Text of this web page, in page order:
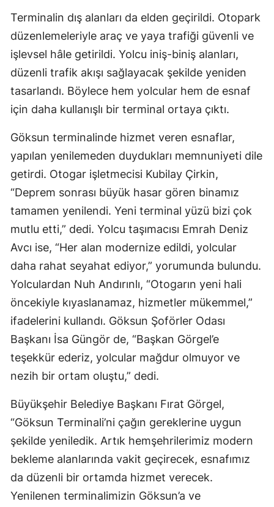
Terminalin dış alanları da elden geçirildi. Otopark
düzenlemeleriyle araç ve yaya trafiği güvenli ve
işlevsel hâle getirildi. Yolcu iniş-biniş alanları,
düzenli trafik akışı sağlayacak şekilde yeniden
tasarlandı. Böylece hem yolcular hem de esnaf
için daha kullanışlı bir terminal ortaya çıktı.
Göksun terminalinde hizmet veren esnaflar,
yapılan yenilemeden duydukları memnuniyeti dile
getirdi. Otogar işletmecisi Kubilay Çirkin,
“Deprem sonrası büyük hasar gören binamız
tamamen yenilendi. Yeni terminal yüzü bizi çok
mutlu etti,” dedi. Yolcu taşımacısı Emrah Deniz
Avcı ise, “Her alan modernize edildi, yolcular
daha rahat seyahat ediyor,” yorumunda bulundu.
Yolculardan Nuh Andırınlı, “Otogarın yeni hali
öncekiyle kıyaslanamaz, hizmetler mükemmel,”
ifadelerini kullandı. Göksun Şoförler Odası
Başkanı İsa Güngör de, “Başkan Görgel’e
teşekkür ederiz, yolcular mağdur olmuyor ve
nezih bir ortam oluştu,” dedi.
Büyükşehir Belediye Başkanı Fırat Görgel,
“Göksun Terminali’ni çağın gereklerine uygun
şekilde yeniledik. Artık hemşehrilerimiz modern
bekleme alanlarında vakit geçirecek, esnafımız
da düzenli bir ortamda hizmet verecek.
Yenilenen terminalimizin Göksun’a ve